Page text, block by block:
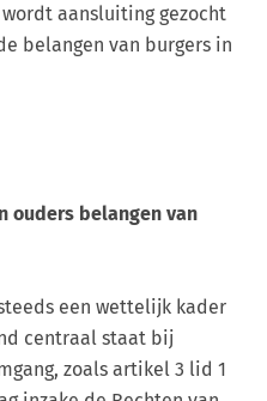
aansluiting gezocht
belangen van burgers in
ouders belangen van
een wettelijk kader
centraal staat bij
zoals artikel 3 lid 1